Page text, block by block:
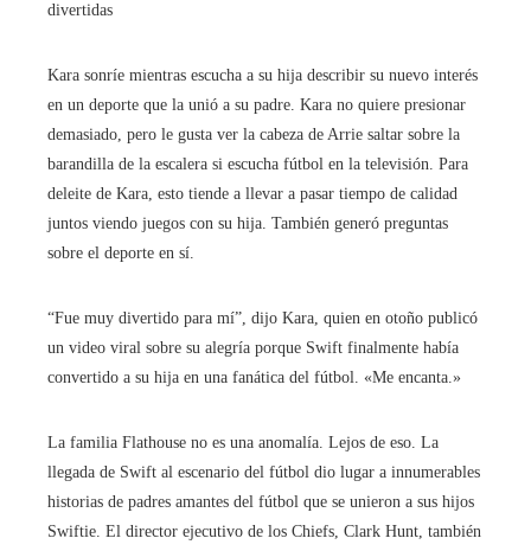
divertidas
Kara sonríe mientras escucha a su hija describir su nuevo interés
en un deporte que la unió a su padre. Kara no quiere presionar
demasiado, pero le gusta ver la cabeza de Arrie saltar sobre la
barandilla de la escalera si escucha fútbol en la televisión. Para
deleite de Kara, esto tiende a llevar a pasar tiempo de calidad
juntos viendo juegos con su hija. También generó preguntas
sobre el deporte en sí.
“Fue muy divertido para mí”, dijo Kara, quien en otoño publicó
un video viral sobre su alegría porque Swift finalmente había
convertido a su hija en una fanática del fútbol. «Me encanta.»
La familia Flathouse no es una anomalía. Lejos de eso. La
llegada de Swift al escenario del fútbol dio lugar a innumerables
historias de padres amantes del fútbol que se unieron a sus hijos
Swiftie. El director ejecutivo de los Chiefs, Clark Hunt, también